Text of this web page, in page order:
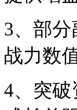
3、部
战力数
4、突